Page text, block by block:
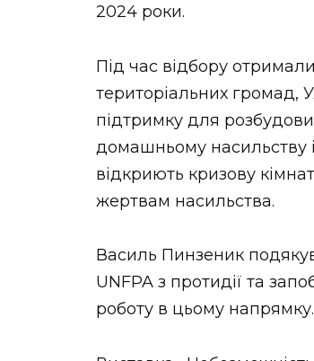
2024 роки.
Під час відбору отримали
територіальних громад,
підтримку для
домашньому насильству і
відкриють кризову
жертвам насильства.
Василь Пинзеник
UNFPA з протидії та
роботу в цьому напрямку.